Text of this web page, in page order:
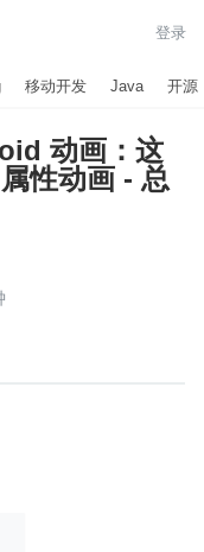
登录
移动开发 Java 开源
动画：这
性动画 - 总